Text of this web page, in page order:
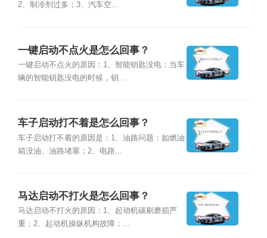
2、制冷剂过多；3、汽车空...
一键启动不点火是怎么回事？
一键启动不点火的原因：1、智能钥匙没电：当车
辆的智能钥匙没电的时候，钥...
车子启动打不着是怎么回事？
车子启动打不着的原因是：1、油路问题：如燃油
箱没油、油路堵塞；2、电路...
马达启动不打火是怎么回事？
马达启动不打火的原因：1、起动机碳刷磨损严
重；2、起动机操纵机构故障；...